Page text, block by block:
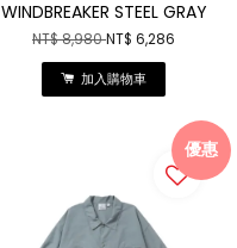
WINDBREAKER STEEL GRAY
NT$ 8,980NT$ 6,286
加入購物車
優惠